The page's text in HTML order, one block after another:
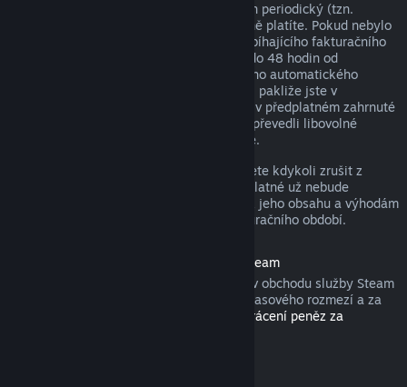
K některému obsahu a službám je nabízen periodický (tzn.
měsíční, roční) přístup, za který opakovaně platíte. Pokud nebylo
periodické předplatné použito během probíhajícího fakturačního
období, můžete o vrácení peněz zažádat do 48 hodin od
zakoupení nebo do 48 hodin od libovolného automatického
obnovení. Obsah je považován za použitý, pakliže jste v
probíhajícím fakturačním období hráli hry v předplatném zahrnuté
nebo jste využili, spotřebovali, upravili či převedli libovolné
výhody nebo slevy s předplatným spojené.
Nezapomeňte, že aktivní předplatné můžete kdykoli zrušit z
. Tím zajistíte, že předplatné už nebude
automaticky obnoveno, nicméně přístup k jeho obsahu a výhodám
Vám zůstane do konce probíhajícího fakturačního období.
Hardware zakoupený v obchodu služby Steam
U hardwaru a příslušenství zakoupeného v obchodu služby Steam
můžete zažádat o vrácení peněz v rámci časového rozmezí a za
Podmínkách vrácení peněz za